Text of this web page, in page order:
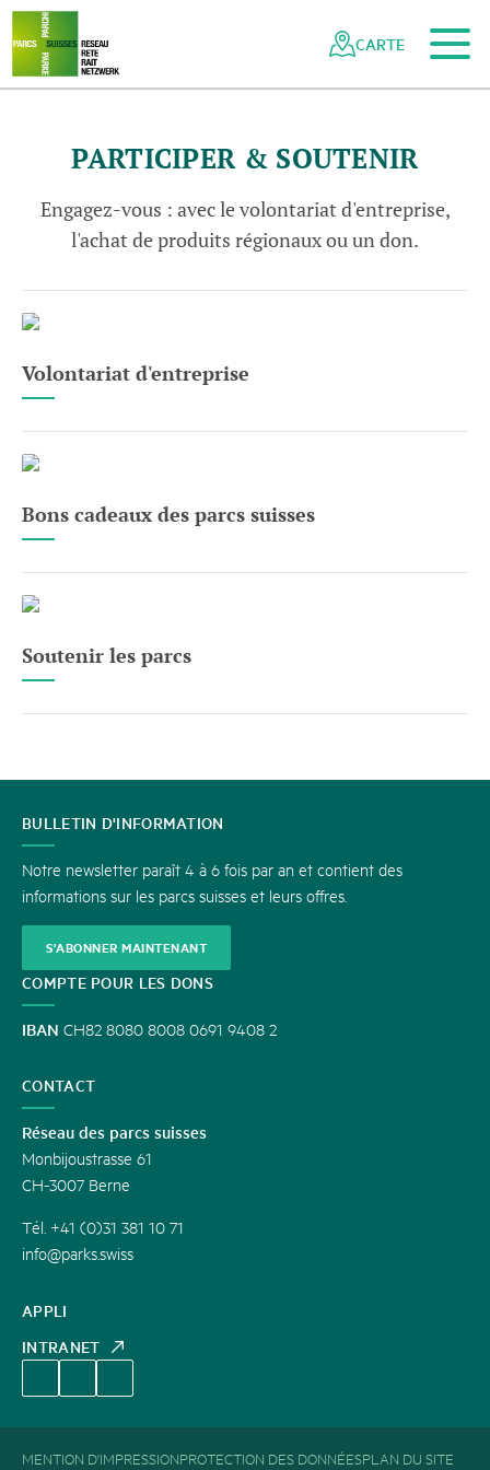
Naviguer
dans
réseau
Navigation
rapide
Vers le contenu principal
Vers la navigation mobile
Vers la recherche
Vers la zone des pieds
Vers le plan du site
CARTE
PARTICIPER & SOUTENIR
Engagez-vous : avec le volontariat d'entreprise,
l'achat de produits régionaux ou un don.
Volontariat d'entreprise
Bons cadeaux des parcs suisses
Soutenir les parcs
CONTACT
APPLI
INTRANET
BULLETIN D'INFORMATION
Notre newsletter paraît 4 à 6 fois par an et contient des
informations sur les parcs suisses et leurs offres.
S'ABONNER MAINTENANT
COMPTE POUR LES DONS
IBAN CH82 8080 8008 0691 9408 2
CONTACT
Réseau des parcs suisses
Monbijoustrasse 61
CH-3007 Berne
Tél. +41 (0)31 381 10 71
info@parks.swiss
MENTION D'IMPRESSIONPROTECTION DES DONNÉESPLAN DU SITE